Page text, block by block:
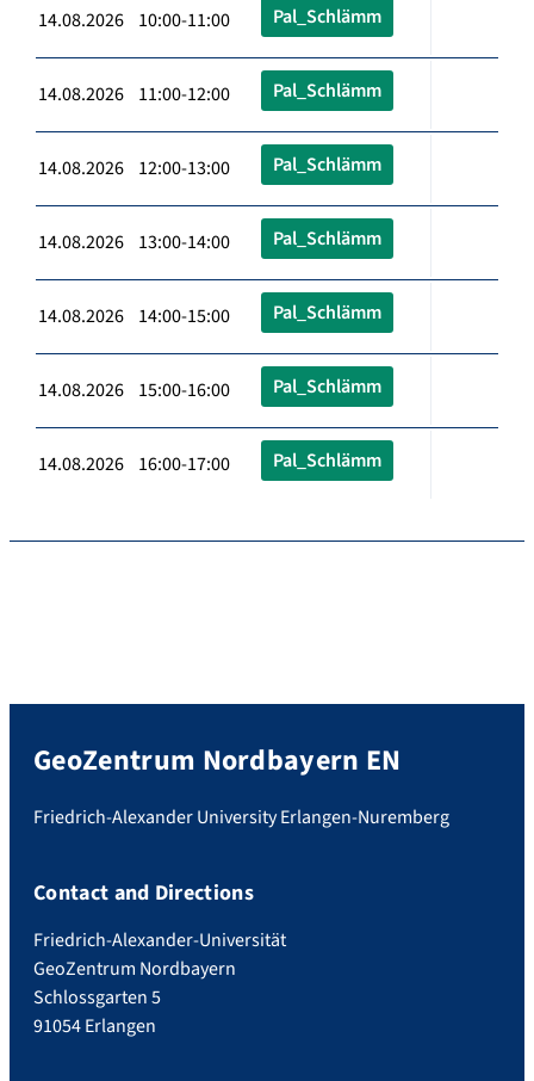
14.08.2026 10:00-11:00 Pal_Schlämm
14.08.2026 11:00-12:00 Pal_Schlämm
14.08.2026 12:00-13:00 Pal_Schlämm
14.08.2026 13:00-14:00 Pal_Schlämm
14.08.2026 14:00-15:00 Pal_Schlämm
14.08.2026 15:00-16:00 Pal_Schlämm
14.08.2026 16:00-17:00 Pal_Schlämm
GeoZentrum Nordbayern EN
Friedrich-Alexander University Erlangen-Nuremberg
Contact and Directions
Friedrich-Alexander-Universität
GeoZentrum Nordbayern
Schlossgarten 5
91054 Erlangen